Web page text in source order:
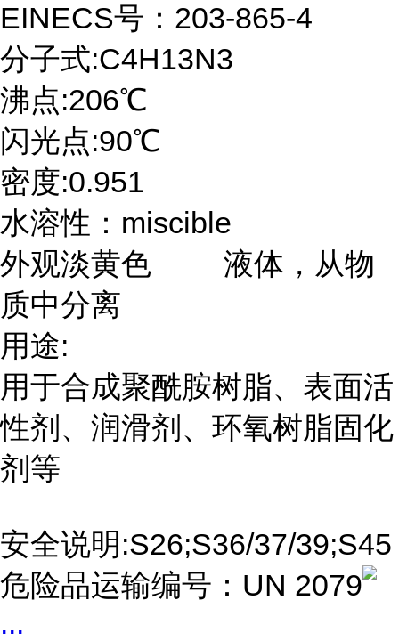
EINECS号：203-865-4
分子式:C4H13N3
沸点:206℃
闪光点:90℃
密度:0.951
水溶性：miscible
外观淡黄色 液体，从物
质中分离
用途:
用于合成聚酰胺树脂、表面活
性剂、润滑剂、环氧树脂固化
剂等
安全说明:S26;S36/37/39;S45
危险品运输编号：UN 2079
...